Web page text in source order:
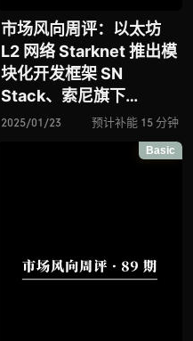
市场风向周评：以太坊
L2 网络 Starknet 推出模
块化开发框架 SN
Stack、索尼旗下
Layer2 区块链平台
Soneium 推出主网、全
链 AI Agent L1 网络
2025/01/23 预计补能 15 分钟
Basic